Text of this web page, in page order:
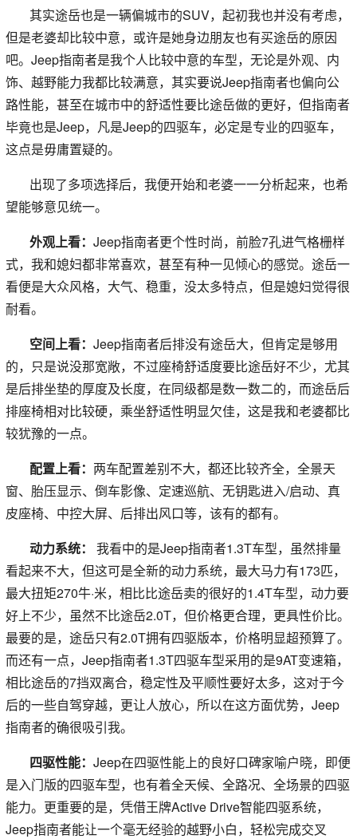
其实途岳也是一辆偏城市的SUV，起初我也并没有考虑，
但是老婆却比较中意，或许是她身边朋友也有买途岳的原因
吧。Jeep指南者是我个人比较中意的车型，无论是外观、内
饰、越野能力我都比较满意，其实要说Jeep指南者也偏向公
路性能，甚至在城市中的舒适性要比途岳做的更好，但指南者
毕竟也是Jeep，凡是Jeep的四驱车，必定是专业的四驱车，
这点是毋庸置疑的。
出现了多项选择后，我便开始和老婆一一分析起来，也希
望能够意见统一。
外观上看：Jeep指南者更个性时尚，前脸7孔进气格栅样
式，我和媳妇都非常喜欢，甚至有种一见倾心的感觉。途岳一
看便是大众风格，大气、稳重，没太多特点，但是媳妇觉得很
耐看。
空间上看：Jeep指南者后排没有途岳大，但肯定是够用
的，只是说没那宽敞，不过座椅舒适度要比途岳好不少，尤其
是后排坐垫的厚度及长度，在同级都是数一数二的，而途岳后
排座椅相对比较硬，乘坐舒适性明显欠佳，这是我和老婆都比
较犹豫的一点。
配置上看： 两车配置差别不大，都还比较齐全，全景天
窗、胎压显示、倒车影像、定速巡航、无钥匙进入/启动、真
皮座椅、中控大屏、后排出风口等，该有的都有。
动力系统：我看中的是Jeep指南者1.3T车型，虽然排量
看起来不大，但这可是全新的动力系统，最大马力有173匹，
最大扭矩270牛·米，相比比途岳卖的很好的1.4T车型，动力要
好上不少，虽然不比途岳2.0T，但价格更合理，更具性价比。
最要的是，途岳只有2.0T拥有四驱版本，价格明显超预算了。
而还有一点，Jeep指南者1.3T四驱车型采用的是9AT变速箱，
相比途岳的7挡双离合，稳定性及平顺性要好太多，这对于今
后的一些自驾穿越，更让人放心，所以在这方面优势，Jeep
指南者的确很吸引我。
四驱性能：Jeep在四驱性能上的良好口碑家喻户晓，即便
是入门版的四驱车型，也有着全天候、全路况、全场景的四驱
能力。更重要的是，凭借王牌Active Drive智能四驱系统，
Jeep指南者能让一个毫无经验的越野小白，轻松完成交叉